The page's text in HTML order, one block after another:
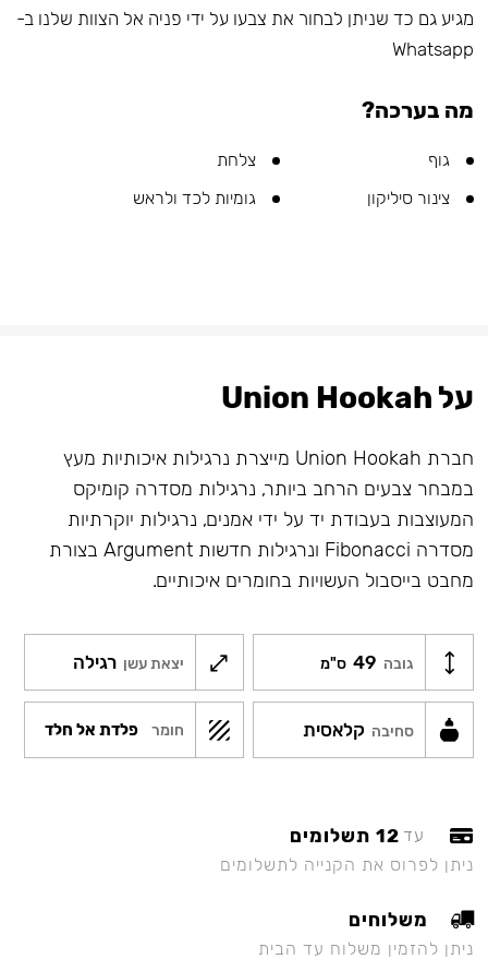
מגיע גם כד שניתן לבחור את צבעו על ידי פניה אל הצוות שלנו ב-
Whatsapp
מה בערכה?
גוף
צלחת
צינור סיליקון
גומיות לכד ולראש
על Union Hookah
חברת Union Hookah מייצרת נרגילות איכותיות מעץ
במבחר צבעים הרחב ביותר, נרגילות מסדרה קומיקס
המעוצבות בעבודת יד על ידי אמנים, נרגילות יוקרתיות
מסדרה Fibonacci ונרגילות חדשות Argument בצורת
מחבט בייסבול העשויות בחומרים איכותיים.
גובה 49 ס"מ יצאת עשן רגילה
סחיבה קלאסית חומר פלדת אל חלד
עד 12 תשלומים
ניתן לפרוס את הקנייה לתשלומים
משלוחים
ניתן להזמין משלוח עד הבית